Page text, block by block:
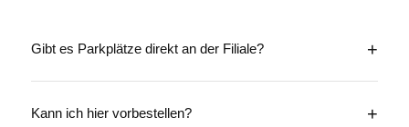
Gibt es Parkplätze direkt an der Filiale?
Kann ich hier vorbestellen?